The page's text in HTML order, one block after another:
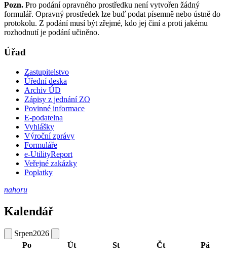
Pozn. Pro podání opravného prostředku není vytvořen žádný
formulář. Opravný prostředek lze buď podat písemně nebo ústně do
protokolu. Z podání musí být zřejmé, kdo jej činí a proti jakému
rozhodnutí je podání učiněno.
Úřad
Zastupitelstvo
Úřední deska
Archiv ÚD
Zápisy z jednání ZO
Povinné informace
E-podatelna
Vyhlášky
Výroční zprávy
Formuláře
e-UtilityReport
Veřejné zakázky
Poplatky
nahoru
Kalendář
Srpen2026
Po
Út St Čt Pá